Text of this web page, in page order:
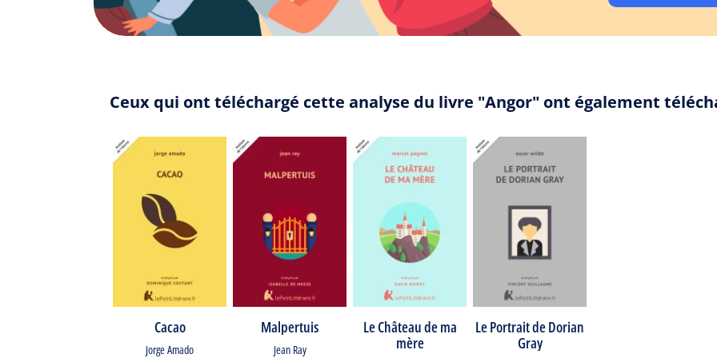
Ceux qui ont téléchargé cette analyse du livre "Angor" ont également
Cacao
Jorge Amado
Malpertuis
Jean Ray
Le Château de ma
mère
Le Portrait de Dorian
Gray